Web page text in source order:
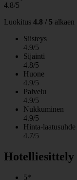
4.8/5
Luokitus 4.8 / 5 alkaen
Siisteys
4.9/5
Sijainti
4.8/5
Huone
4.9/5
Palvelu
4.9/5
Nukkuminen
4.9/5
Hinta-laatusuhde
4.7/5
Hotelliesittely
5*